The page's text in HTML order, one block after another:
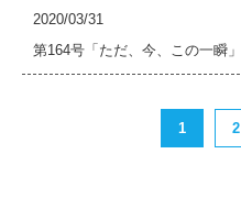
2020/03/31
第164号「ただ、今、この一瞬」
1 2